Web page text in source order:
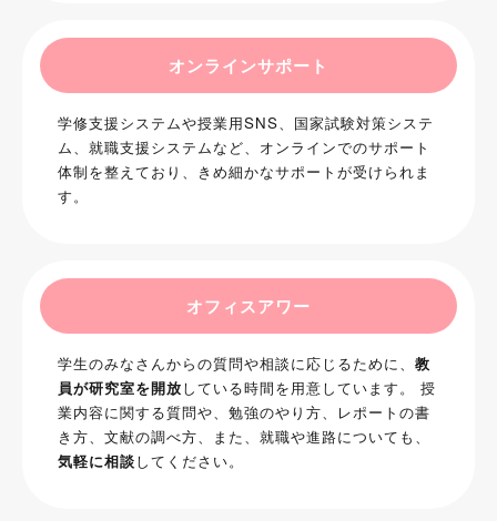
オンラインサポート
学修支援システムや授業用SNS、国家試験対策システ
ム、就職支援システムなど、オンラインでのサポート
体制を整えており、きめ細かなサポートが受けられま
す。
オフィスアワー
学生のみなさんからの質問や相談に応じるために、教
員が研究室を開放している時間を用意しています。 授
業内容に関する質問や、勉強のやり方、レポートの書
き方、文献の調べ方、また、就職や進路についても、
気軽に相談してください。